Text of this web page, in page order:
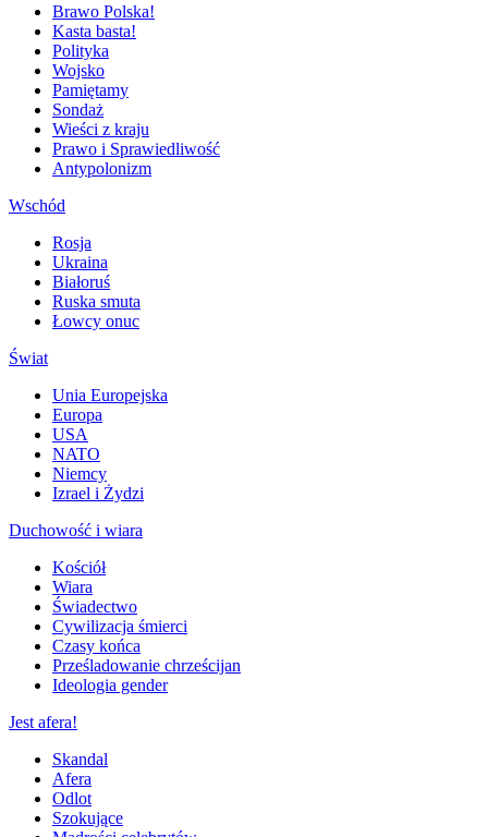
Brawo Polska!
Kasta basta!
Polityka
Wojsko
Pamiętamy
Sondaż
Wieści z kraju
Prawo i Sprawiedliwość
Antypolonizm
Wschód
Rosja
Ukraina
Białoruś
Ruska smuta
Łowcy onuc
Świat
Unia Europejska
Europa
USA
NATO
Niemcy
Izrael i Żydzi
Duchowość i wiara
Kościół
Wiara
Świadectwo
Cywilizacja śmierci
Czasy końca
Prześladowanie chrześcijan
Ideologia gender
Jest afera!
Skandal
Afera
Odlot
Szokujące